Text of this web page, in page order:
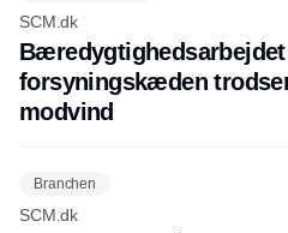
SCM.dk
forsyningskæden
modvind
Branchen
SCM.dk